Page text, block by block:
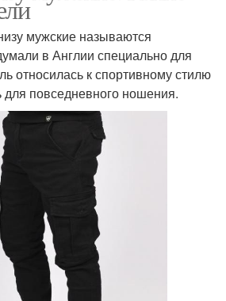
мужские называются
в Англии специально для
относилась к спортивному стилю
для повседневного ношения.